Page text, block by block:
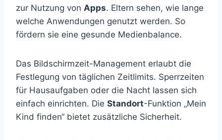
zur Nutzung von Apps. Eltern sehen, wie lange
welche Anwendungen genutzt werden. So
fördern sie eine gesunde Medienbalance.
Das Bildschirmzeit-Management erlaubt die
Festlegung von täglichen Zeitlimits. Sperrzeiten
für Hausaufgaben oder die Nacht lassen sich
einfach einrichten. Die Standort-Funktion „Mein
Kind finden“ bietet zusätzliche Sicherheit.